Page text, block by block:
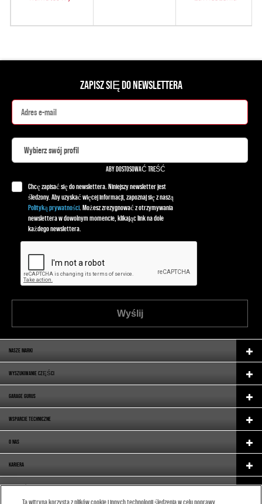
ZAPISZ SIĘ DO NEWSLETTERA
ABY DOSTOSOWAĆ TREŚĆ
Chcę zapisać się do newslettera. Niniejszy newsletter jest
śledzony. Aby uzyskać więcej informacji, zapoznaj się z naszą
Polityką prywatności . Możesz zrezygnować z otrzymywania
newslettera w dowolnym momencie, klikając link na dole
każdego newslettera.
Wyślij
NASZE MARKI
WYSZUKIWANIE CZĘŚCI
GARAGE GURUS
WSPARCIE TECHNICZNE
O NAS
KARIERA
WYPOSAŻENIE FABRYCZNE (OE)
Ta witryna korzysta z plików cookie i innych technologii śledzenia w celu poprawy